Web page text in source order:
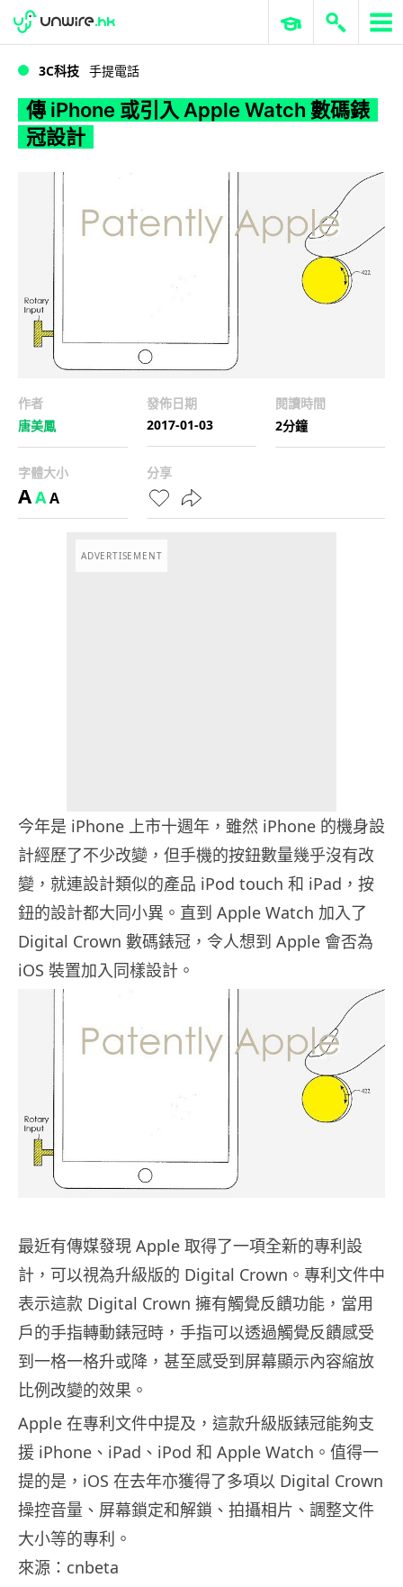
WWDC 2026 ERP 與商業 AI
3C科技 手提電話
傳 iPhone 或引入 Apple Watch 數碼錶
冠設計
作者
唐美鳳
發佈日期
2017-01-03
閱讀時間
2分鐘
字體大小
AAA
分享
ADVERTISEMENT
今年是 iPhone 上市十週年，雖然 iPhone 的機身設
計經歷了不少改變，但手機的按鈕數量幾乎沒有改
變，就連設計類似的產品 iPod touch 和 iPad，按
鈕的設計都大同小異。直到 Apple Watch 加入了
Digital Crown 數碼錶冠，令人想到 Apple 會否為
iOS 裝置加入同樣設計。
最近有傳媒發現 Apple 取得了一項全新的專利設
計，可以視為升級版的 Digital Crown。專利文件中
表示這款 Digital Crown 擁有觸覺反饋功能，當用
戶的手指轉動錶冠時，手指可以透過觸覺反饋感受
到一格一格升或降，甚至感受到屏幕顯示內容縮放
比例改變的效果。
Apple 在專利文件中提及，這款升級版錶冠能夠支
援 iPhone、iPad、iPod 和 Apple Watch。值得一
提的是，iOS 在去年亦獲得了多項以 Digital Crown
操控音量、屏幕鎖定和解鎖、拍攝相片、調整文件
大小等的專利。
來源：cnbeta